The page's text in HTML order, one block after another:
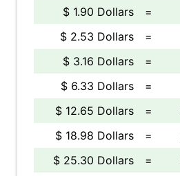
$ 1.90 Dollars
=
$ 2.53 Dollars
=
$ 3.16 Dollars
=
$ 6.33 Dollars
=
$ 12.65 Dollars
=
$ 18.98 Dollars
=
$ 25.30 Dollars
=